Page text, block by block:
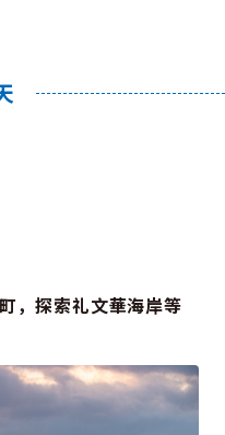
，探索礼文華海岸等